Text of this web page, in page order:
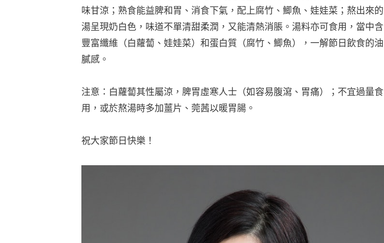
味甘涼；熟食能益脾和胃、消食下氣，配上腐竹、鯽魚、娃娃菜；熬出來的
湯呈現奶白色，味道不單清甜柔潤，又能清熱消脹。湯料亦可食用，當中含
豐富纖維（白蘿蔔、娃娃菜）和蛋白質（腐竹、鯽魚），一解節日飲食的油
膩感。
注意：白蘿蔔其性屬涼，脾胃虛寒人士（如容易腹瀉、胃痛）；不宜過量食
用，或於熬湯時多加薑片、莞茜以暖胃腸。
祝大家節日快樂！